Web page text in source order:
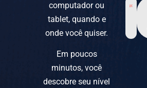
computador ou
tablet, quando e
onde você quiser.
Em poucos
minutos, você
descobre seu nível